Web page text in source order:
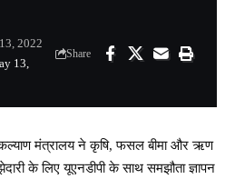
13,
2022
Share
मंत्रालय ने कृषि, फसल बीमा और ऋण
के लिए यूएनडीपी के साथ समझौता ज्ञापन